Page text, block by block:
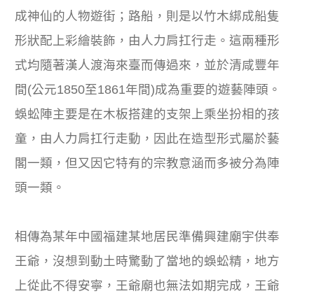
成神仙的人物遊街；路船，則是以竹木綁成船隻
形狀配上彩繪裝飾，由人力肩扛行走。這兩種形
式均隨著漢人渡海來臺而傳過來，並於清咸豐年
間(公元1850至1861年間)成為重要的遊藝陣頭。
蜈蚣陣主要是在木板搭建的支架上乘坐扮相的孩
童，由人力肩扛行走動，因此在造型形式屬於藝
閣一類，但又因它特有的宗教意涵而多被分為陣
頭一類。
相傳為某年中國福建某地居民準備興建廟宇供奉
王爺，沒想到動土時驚動了當地的蜈蚣精，地方
上從此不得安寧，王爺廟也無法如期完成，王爺